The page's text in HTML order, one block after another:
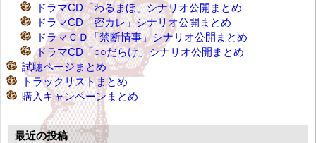
ドラマCD「わるまほ」シナリオ公開まとめ
ドラマCD「密カレ」シナリオ公開まとめ
ドラマＣＤ「禁断情事」シナリオ公開まとめ
ドラマCD「○○だらけ」シナリオ公開まとめ
試聴ページまとめ
トラックリストまとめ
購入キャンペーンまとめ
最近の投稿